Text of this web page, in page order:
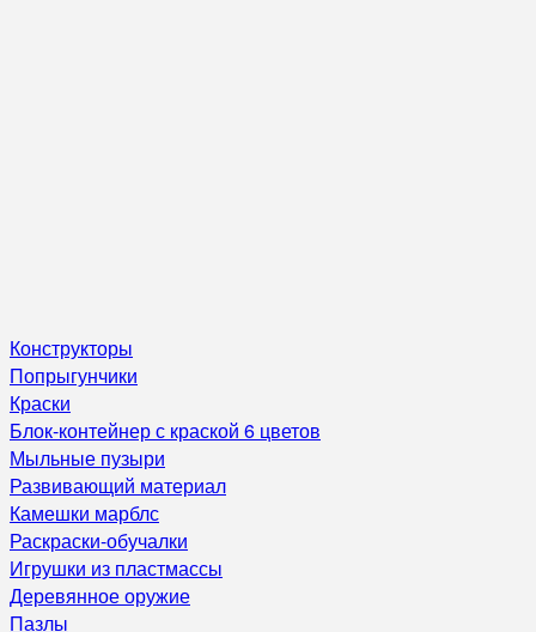
Конструкторы
Попрыгунчики
Краски
Блок-контейнер с краской 6 цветов
Мыльные пузыри
Развивающий материал
Камешки марблс
Раскраски-обучалки
Игрушки из пластмассы
Деревянное оружие
Пазлы